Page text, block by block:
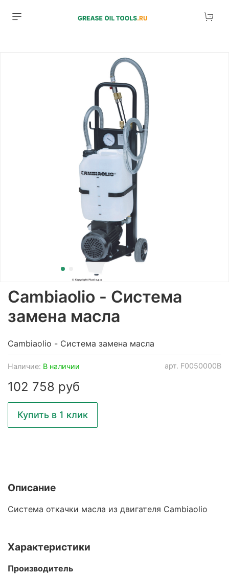
арт. F0050000B
Наличие: В наличии
Cambiaolio - Система
замена масла
102 758 руб
Купить в 1 клик
Cambiaolio - Система замена масла
Описание
Система откачки масла из двигателя Cambiaolio
Характеристики
Производитель